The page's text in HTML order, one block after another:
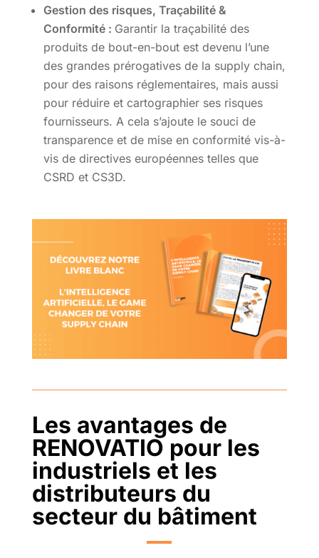
Gestion des risques, Traçabilité &
Conformité : Garantir la traçabilité des
produits de bout-en-bout est devenu l’une
des grandes prérogatives de la supply chain,
pour des raisons réglementaires, mais aussi
pour réduire et cartographier ses risques
fournisseurs. A cela s’ajoute le souci de
transparence et de mise en conformité vis-à-
vis de directives européennes telles que
CSRD et CS3D.
Les avantages de
RENOVATIO pour les
industriels et les
distributeurs du
secteur du bâtiment